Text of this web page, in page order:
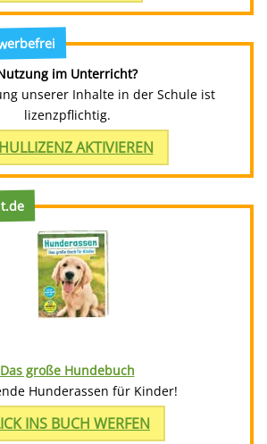
im Unterricht?
unserer Inhalte in der Schule ist
lizenzpflichtig.
AKTIVIEREN
Das große Hundebuch
Hunderassen für Kinder!
INS BUCH WERFEN